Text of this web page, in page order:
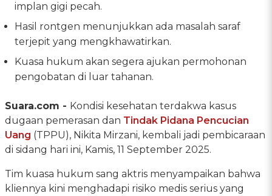
implan gigi pecah.
Hasil rontgen menunjukkan ada masalah saraf
terjepit yang mengkhawatirkan.
Kuasa hukum akan segera ajukan permohonan
pengobatan di luar tahanan.
Suara.com - Kondisi kesehatan terdakwa kasus
dugaan pemerasan dan Tindak Pidana Pencucian
Uang (TPPU), Nikita Mirzani, kembali jadi pembicaraan
di sidang hari ini, Kamis, 11 September 2025.
Tim kuasa hukum sang aktris menyampaikan bahwa
kliennya kini menghadapi risiko medis serius yang